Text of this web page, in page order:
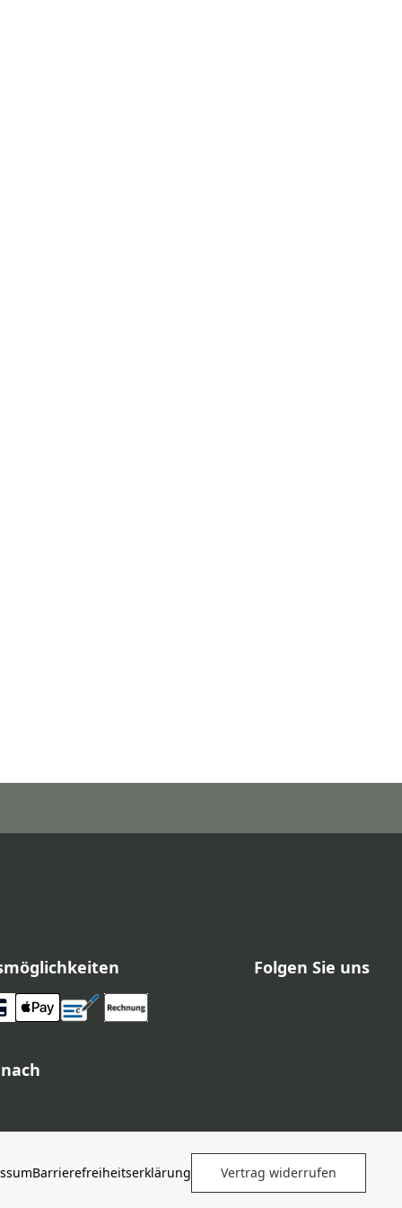
Folgen Sie uns
Barrierefreiheitserklärung Vertrag widerrufen